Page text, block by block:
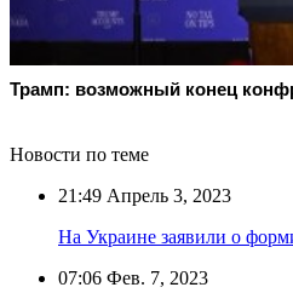
Трамп: возможный конец
Новости по теме
21:49 Апрель 3, 2023
На Украине заявили о
07:06 Фев. 7, 2023